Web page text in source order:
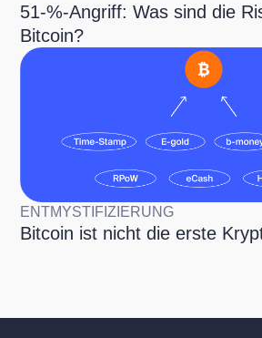
51-%-Angriff: Was sind die
Bitcoin?
ENTMYSTIFIZIERUNG
Bitcoin ist nicht die erste